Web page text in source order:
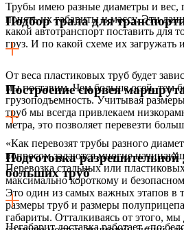
Трубы имею разные диаметры и
понять их габариты и массу. Эти
какой автотранспорт поставить для
груз. И по какой схеме их загружать
Подбор трала для
От веса пластиковых труб будет
мы поставим. Чем больше осей, тем
грузоподъемность. Учитывая
труб мы всегда привлекаем
метра, это позволяет перевезти
Построение сюрвея
«Как перевозят трубы разного
вопросом задаются многие
Перевозка стальных или
максимально короткому и
Это один из самых важных этапов в
размеры труб и размеры
габариты. Отталкиваясь от этого,
Подготовка
больших труб
Негабарит доставка работает «по